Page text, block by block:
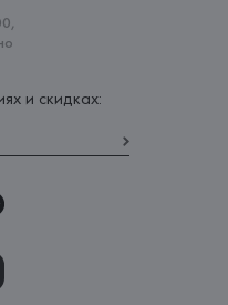
и скидках: